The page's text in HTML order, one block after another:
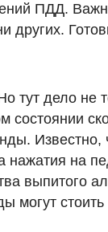
ПДД.
других.
тут дело не
состоянии
Известно,
нажатия на
выпитого
могут